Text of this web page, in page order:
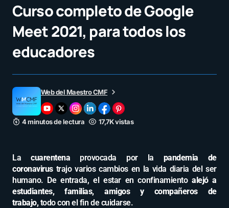
Curso completo de Google
Meet 2021, para todos los
educadores
Web del Maestro CMF
4 minutos de lectura 17,7K vistas
Lacuarentena provocada por la pandemia de
coronavirustrajo varios cambios en la vida diaria del ser
humano. De entrada, el estar en confinamientoalejó a
estudiantes, familias, amigos y compañeros de
trabajo,todo con el fin de cuidarse.